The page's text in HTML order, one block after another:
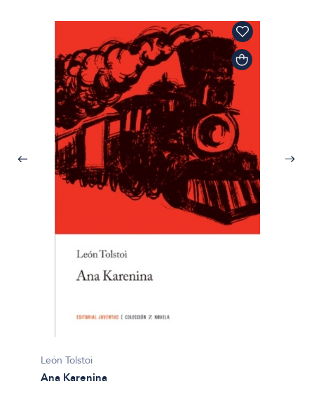
León Tolstoi
Ana Karenina